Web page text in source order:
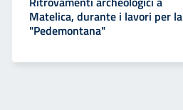
Matelica, durante i lavori per la
"Pedemontana"